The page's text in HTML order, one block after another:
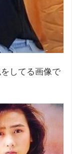
してる画像で